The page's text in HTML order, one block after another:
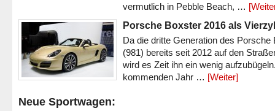
vermutlich in Pebble Beach, …
Porsche Boxster 2016 als
Da die dritte Generation des Porsche
(981) bereits seit 2012 auf den
wird es Zeit ihn ein wenig
kommenden Jahr … [Weiter]
Neue Sportwagen: